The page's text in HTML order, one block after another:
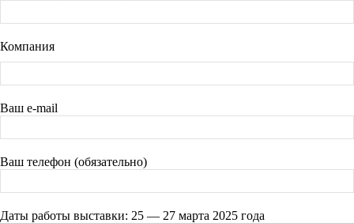
Компания
Ваш e-mail
Ваш телефон (обязательно)
Даты работы выставки: 25 — 27 марта 2025 года